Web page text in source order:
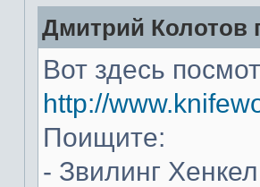
Дмитрий Колотов
Вот здесь
http://
Поищите:
- Звилинг